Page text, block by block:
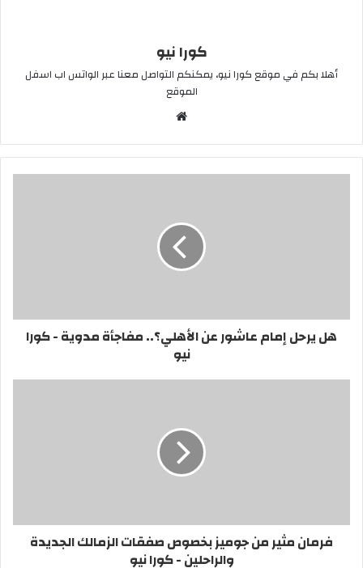
كورا نيو
أهلا بكم في موقع كورا نيو، يمكنكم التواصل معنا عبر الواتس اب اسفل
الموقع
هل يرحل إمام عاشور عن الأهلي؟.. مفاجأة مدوية - كورا
نيو
فرمان مثير من جوميز بخصوص صفقات الزمالك الجديدة
والراحلين - كورا نيو